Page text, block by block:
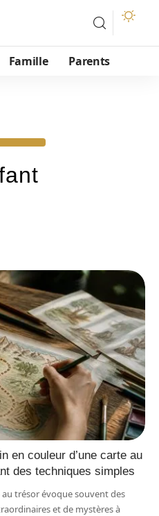
Famille Parents
en couleur d’une carte au
des techniques simples
au trésor évoque souvent des
et de mystères à